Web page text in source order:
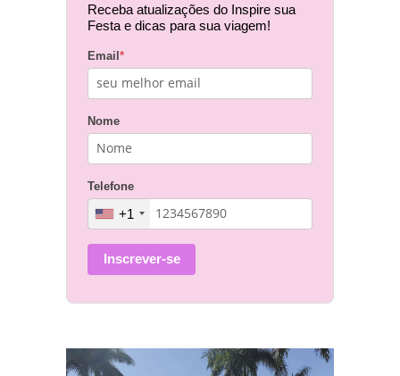
Receba atualizações do Inspire sua
Festa e dicas para sua viagem!
Email*
Nome
Telefone
+1
Inscrever-se